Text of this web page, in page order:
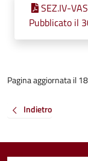
SEZ.IV-
Pubblicato il
Pagina aggiornata il
Indietro